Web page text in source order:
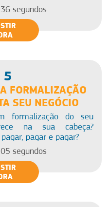
segundos
5
FORMALIZAÇÃO
SEU NEGÓCIO
formalização do seu
na sua cabeça?
pagar e pagar?
segundos